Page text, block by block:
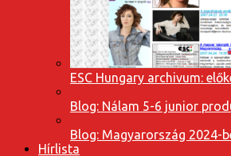
ESC Hungary archivum:
Blog: Nálam 5-6 junior
Blog: Magyarország 2024-
Hírlista